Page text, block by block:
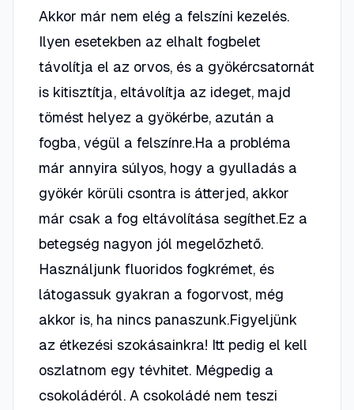
Akkor már nem elég a felszíni kezelés.
Ilyen esetekben az elhalt fogbelet
távolítja el az orvos, és a gyökércsatornát
is kitisztítja, eltávolítja az ideget, majd
tömést helyez a gyökérbe, azután a
fogba, végül a felszínre.Ha a probléma
már annyira súlyos, hogy a gyulladás a
gyökér körüli csontra is átterjed, akkor
már csak a fog eltávolítása segíthet.Ez a
betegség nagyon jól megelőzhető.
Használjunk fluoridos fogkrémet, és
látogassuk gyakran a fogorvost, még
akkor is, ha nincs panaszunk.Figyeljünk
az étkezési szokásainkra! Itt pedig el kell
oszlatnom egy tévhitet. Mégpedig a
csokoládéról. A csokoládé nem teszi